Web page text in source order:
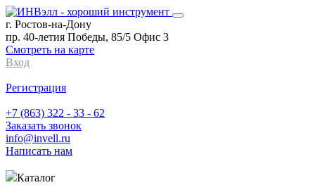
г. Ростов-на-Дону
пр. 40-летия Победы, 85/5 Офис 3
Смотреть на карте
Вход
Регистрация
+7 (863) 322 - 33 - 62
Заказать звонок
info@invell.ru
Написать нам
Каталог